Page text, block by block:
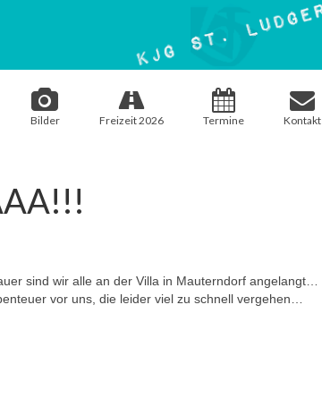
Bilder Freizeit 2026 Termine Kontakt
sind wir alle an der Villa in Mauterndorf angelangt…
vor uns, die leider viel zu schnell vergehen…